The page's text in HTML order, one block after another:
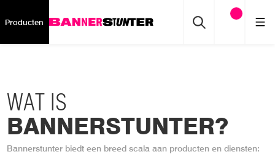
Producten
WAT IS
BANNERSTUNTER?
Bannerstunter biedt een breed scala aan producten en diensten: